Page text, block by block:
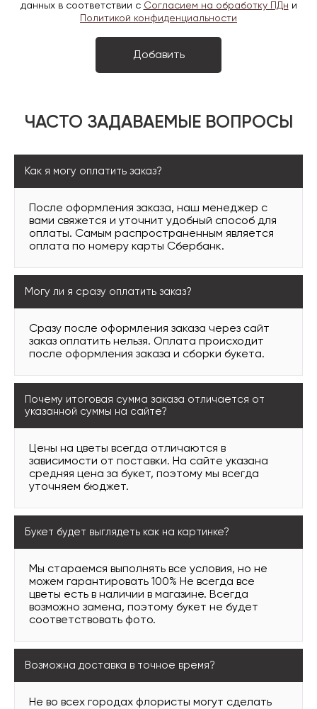
данных в соответствии с Согласием на обработку ПДн и
Политикой конфиденциальности
ЧАСТО ЗАДАВАЕМЫЕ ВОПРОСЫ
Как я могу оплатить заказ?
После оформления заказа, наш менеджер с
вами свяжется и уточнит удобный способ для
оплаты. Самым распространенным является
оплата по номеру карты Сбербанк.
Могу ли я сразу оплатить заказ?
Сразу после оформления заказа через сайт
заказ оплатить нельзя. Оплата происходит
после оформления заказа и сборки букета.
Почему итоговая сумма заказа отличается от
указанной суммы на сайте?
Цены на цветы всегда отличаются в
зависимости от поставки. На сайте указана
средняя цена за букет, поэтому мы всегда
уточняем бюджет.
Букет будет выглядеть как на картинке?
Мы стараемся выполнять все условия, но не
можем гарантировать 100% Не всегда все
цветы есть в наличии в магазине. Всегда
возможно замена, поэтому букет не будет
соответствовать фото.
Возможна доставка в точное время?
Не во всех городах флористы могут сделать